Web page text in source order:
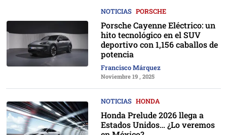
NOTICIAS PORSCHE
Porsche Cayenne Eléctrico: un
hito tecnológico en el SUV
deportivo con 1,156 caballos de
potencia
Francisco Márquez
Noviembre 19 , 2025
NOTICIAS HONDA
Honda Prelude 2026 llega a
Estados Unidos… ¿Lo veremos